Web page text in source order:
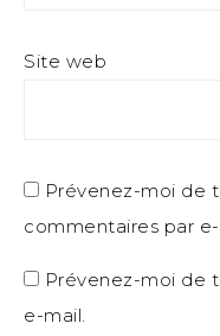
Site web
Prévenez-moi de
commentaires par
Prévenez-moi de
e-mail.